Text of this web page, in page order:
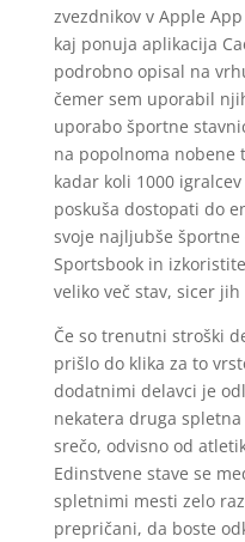
zvezdnikov v Apple
kaj ponuja aplikacija
podrobno opisal na
čemer sem uporabil
uporabo športne
na popolnoma nobene
kadar koli 1000
poskuša dostopati do
svoje najljubše športne
Sportsbook in
veliko več stav, sicer
Če so trenutni stroški
prišlo do klika za to
dodatnimi delavci je
nekatera druga
srečo, odvisno od
Edinstvene stave se
spletnimi mesti zelo
prepričani, da boste